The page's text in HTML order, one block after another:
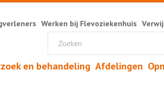
en behandeling Afdelingen
Werken bij Flevoziekenhuis